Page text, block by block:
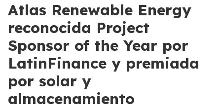
Atlas Renewable Energy
reconocida Project
Sponsor of the Year por
LatinFinance y premiada
por solar y
almacenamiento